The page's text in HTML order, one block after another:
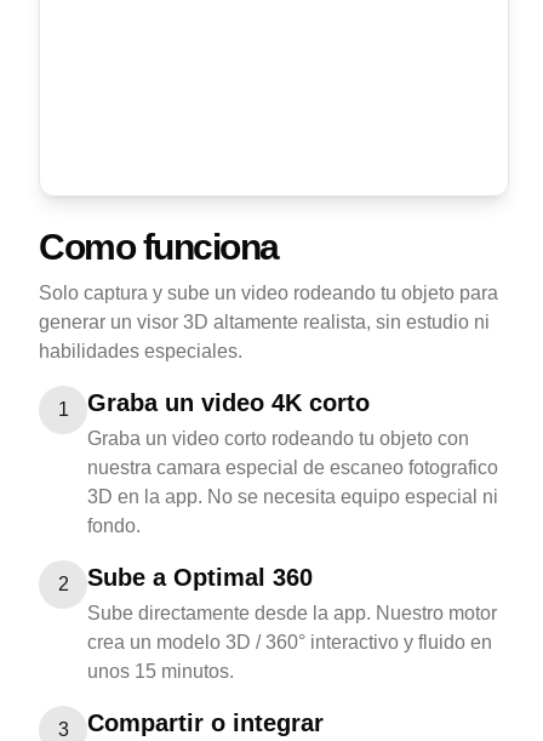
Como funciona
Solo captura y sube un video rodeando tu objeto para
generar un visor 3D altamente realista, sin estudio ni
habilidades especiales.
1 Graba un video 4K corto
Graba un video corto rodeando tu objeto con
nuestra camara especial de escaneo fotografico
3D en la app. No se necesita equipo especial ni
fondo.
2 Sube a Optimal 360
Sube directamente desde la app. Nuestro motor
crea un modelo 3D / 360° interactivo y fluido en
unos 15 minutos.
3 Compartir o integrar